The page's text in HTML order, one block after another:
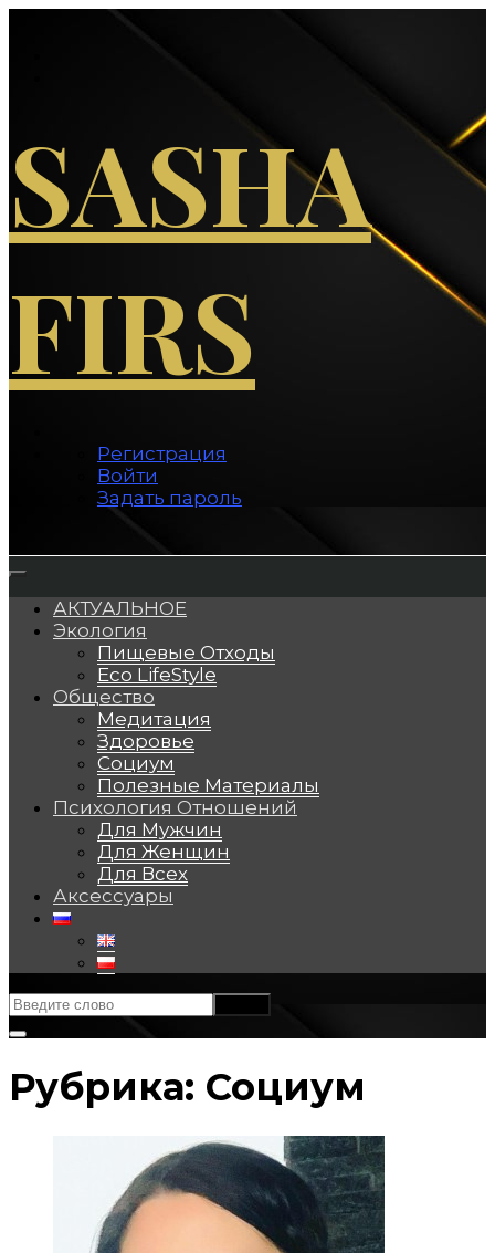
SASHA
FIRS
Регистрация
Войти
Задать пароль
АКТУАЛЬНОЕ
Экология
Пищевые Отходы
Eco LifeStyle
Общество
Медитация
Здоровье
Социум
Полезные Материалы
Психология Отношений
Для Мужчин
Для Женщин
Для Всех
Аксессуары
Рубрика: Социум